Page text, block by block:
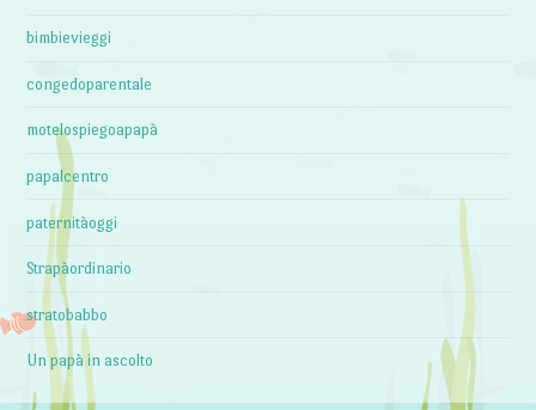
bimbievieggi
congedoparentale
motelospiegoapapà
papalcentro
paternitàoggi
Strapàordinario
stratobabbo
Un papà in ascolto